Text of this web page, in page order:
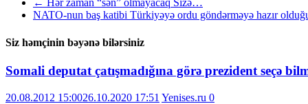
← Hər zaman “sən” olmayacaq Sizə…
NATO-nun baş katibi Türkiyəyə ordu göndərməyə hazır
Siz həmçinin bəyənə bilərsiniz
Somali deputat çatışmadığına görə prezident seçə
20.08.2012 15:0026.10.2020 17:51 Yenises.ru 0